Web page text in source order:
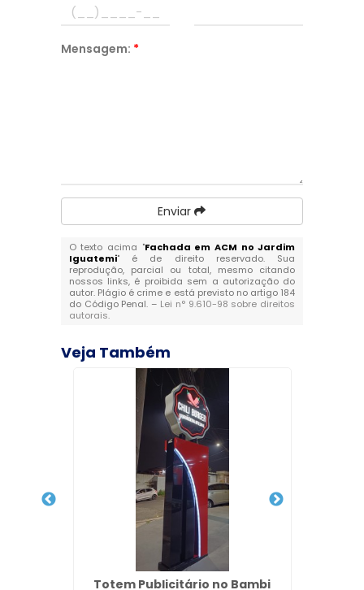
Mensagem: *
Enviar
O texto acima "Fachada em ACM no Jardim
Iguatemi" é de direito reservado. Sua
reprodução, parcial ou total, mesmo citando
nossos links, é proibida sem a autorização do
autor. Plágio é crime e está previsto no artigo 184
do Código Penal. – Lei n° 9.610-98 sobre direitos
autorais.
Veja Também
Totem Publicitário no Bambi